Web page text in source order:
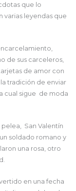
que lo
varias leyendas que
de sus carceleros,
de amor con
la tradición de enviar
cual sigue de moda
San Valentín
soldado romano y
una rosa, otro
en una fecha